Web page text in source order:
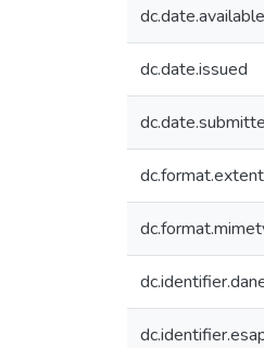
dc.date.available
dc.date.issued
dc.format.extent